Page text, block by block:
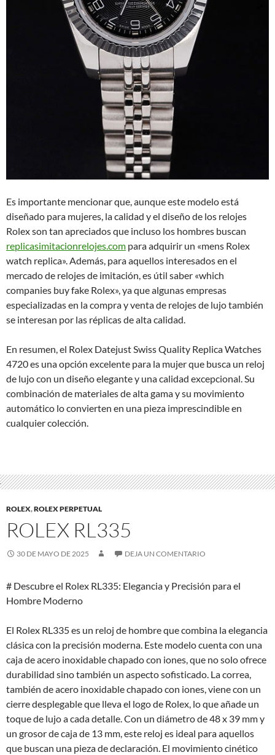
Es importante mencionar que, aunque este modelo está
diseñado para mujeres, la calidad y el diseño de los relojes
Rolex son tan apreciados que incluso los hombres buscan
replicasimitacionrelojes.com para adquirir un «mens Rolex
watch replica». Además, para aquellos interesados en el
mercado de relojes de imitación, es útil saber «which
companies buy fake Rolex», ya que algunas empresas
especializadas en la compra y venta de relojes de lujo también
se interesan por las réplicas de alta calidad.
En resumen, el Rolex Datejust Swiss Quality Replica Watches
4720 es una opción excelente para la mujer que busca un reloj
de lujo con un diseño elegante y una calidad excepcional. Su
combinación de materiales de alta gama y su movimiento
automático lo convierten en una pieza imprescindible en
cualquier colección.
ROLEX,ROLEX PERPETUAL
ROLEX RL335
30 DE MAYO DE 2025 DEJA UN COMENTARIO
# Descubre el Rolex RL335: Elegancia y Precisión para el
Hombre Moderno
El Rolex RL335 es un reloj de hombre que combina la elegancia
clásica con la precisión moderna. Este modelo cuenta con una
caja de acero inoxidable chapado con iones, que no solo ofrece
durabilidad sino también un aspecto sofisticado. La correa,
también de acero inoxidable chapado con iones, viene con un
cierre desplegable que lleva el logo de Rolex, lo que añade un
toque de lujo a cada detalle. Con un diámetro de 48 x 39 mm y
un grosor de caja de 13 mm, este reloj es ideal para aquellos
que buscan una pieza de declaración. El movimiento cinético